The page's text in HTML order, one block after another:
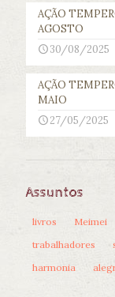
AÇÃO
AGOSTO
30/08/2025
AÇÃO
MAIO
27/05/2025
Assuntos
livros Meimei
trabalhadores
harmonia